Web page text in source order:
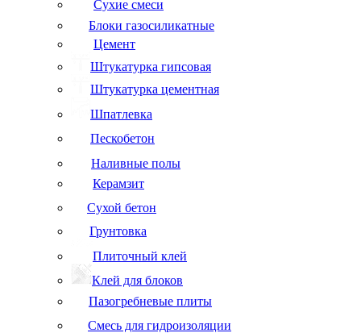
Сухие смеси
Блоки газосиликатные
Цемент
Штукатурка гипсовая
Штукатурка цементная
Шпатлевка
Пескобетон
Наливные полы
Керамзит
Сухой бетон
Грунтовка
Плиточный клей
Клей для блоков
Пазогребневые плиты
Смесь для гидроизоляции